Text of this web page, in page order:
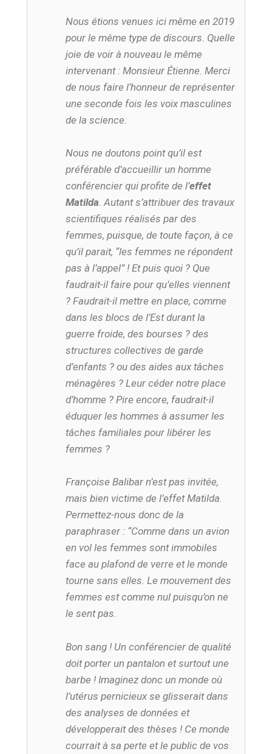
Nous étions venues ici même en 2019
pour le même type de discours. Quelle
joie de voir à nouveau le même
intervenant : Monsieur Étienne. Merci
de nous faire l’honneur de représenter
une seconde fois les voix masculines
de la science.
Nous ne doutons point qu’il est
préférable d’accueillir un homme
conférencier qui profite de l’effet
Matilda. Autant s’attribuer des travaux
scientifiques réalisés par des
femmes, puisque, de toute façon, à ce
qu’il parait, “les femmes ne répondent
pas à l’appel” ! Et puis quoi ? Que
faudrait-il faire pour qu’elles viennent
? Faudrait-il mettre en place, comme
dans les blocs de l’Est durant la
guerre froide, des bourses ? des
structures collectives de garde
d’enfants ? ou des aides aux tâches
ménagères ? Leur céder notre place
d’homme ? Pire encore, faudrait-il
éduquer les hommes à assumer les
tâches familiales pour libérer les
femmes ?
Françoise Balibar n’est pas invitée,
mais bien victime de l’effet Matilda.
Permettez-nous donc de la
paraphraser : “Comme dans un avion
en vol les femmes sont immobiles
face au plafond de verre et le monde
tourne sans elles. Le mouvement des
femmes est comme nul puisqu’on ne
le sent pas.
Bon sang ! Un conférencier de qualité
doit porter un pantalon et surtout une
barbe ! Imaginez donc un monde où
l’utérus pernicieux se glisserait dans
des analyses de données et
développerait des thèses ! Ce monde
courrait à sa perte et le public de vos